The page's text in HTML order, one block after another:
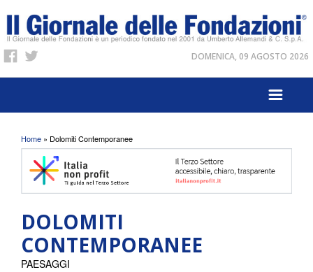
DOMENICA, 09 AGOSTO 2026
Tu sei qui
Home » Dolomiti Contemporanee
DOLOMITI
CONTEMPORANEE
PAESAGGI